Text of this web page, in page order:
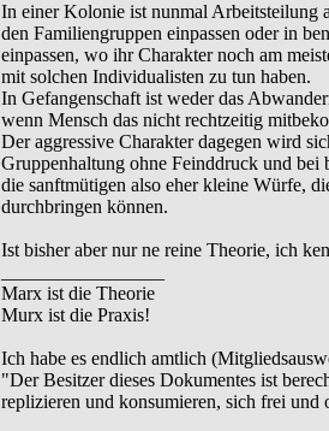
In einer Kolonie ist nunmal Arbeitsteilung
den Familiengruppen einpassen oder in
einpassen, wo ihr Charakter noch am
mit solchen Individualisten zu tun haben.
In Gefangenschaft ist weder das
wenn Mensch das nicht rechtzeitig
Der aggressive Charakter dagegen wird
Gruppenhaltung ohne Feinddruck und bei
die sanftmütigen also eher kleine Würfe,
durchbringen können.
Ist bisher aber nur ne reine Theorie, ich
Marx ist die Theorie
Murx ist die Praxis!
Ich habe es endlich amtlich
"Der Besitzer dieses Dokumentes ist
replizieren und konsumieren, sich frei